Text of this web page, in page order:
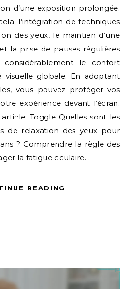
d’une exposition prolongée.
l’intégration de techniques
des yeux, le maintien d’une
la prise de pauses régulières
considérablement le confort
visuelle globale. En adoptant
vous pouvez protéger vos
expérience devant l’écran.
Toggle Quelles sont les
de relaxation des yeux pour
? Comprendre la règle des
la fatigue oculaire…
READING